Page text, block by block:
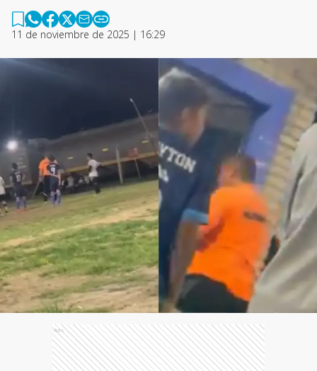
11 de noviembre de 2025 | 16:29
Ads